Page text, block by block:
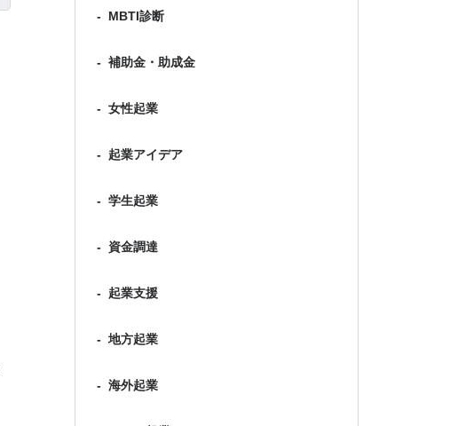
- MBTI診断
- 補助金・助成金
- 女性起業
- 起業アイデア
- 学生起業
- 資金調達
- 起業支援
- 地方起業
- 海外起業